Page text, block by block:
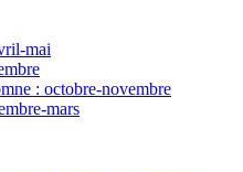
mai
: octobre-novembre
mars